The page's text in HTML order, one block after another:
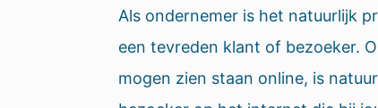
Als ondernemer is het natuurlijk
een tevreden klant of bezoeker.
mogen zien staan online, is